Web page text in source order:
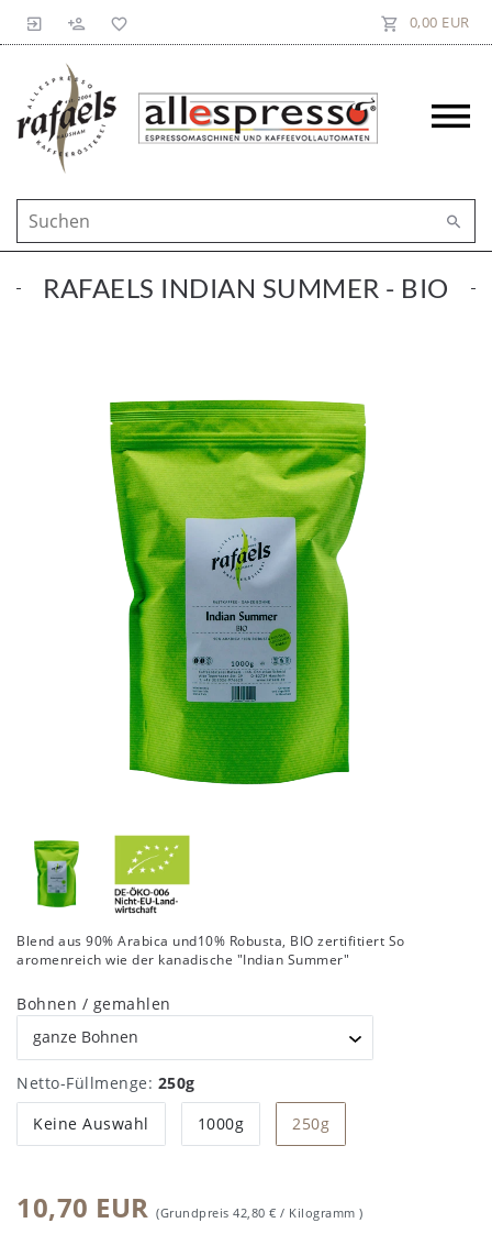
0,00 EUR
RAFAELS INDIAN SUMMER - BIO
Blend aus 90% Arabica und10% Robusta, BIO zertifitiert So
aromenreich wie der kanadische "Indian Summer"
Bohnen / gemahlen
Netto-Füllmenge: 250g
Keine Auswahl
1000g 250g
10,70 EUR (Grundpreis 42,80 € / Kilogramm )